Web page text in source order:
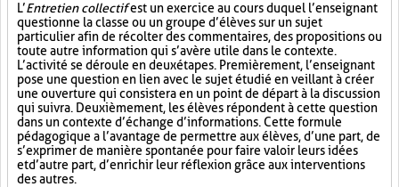
L’Entretien collectifest un exercice au cours duquel l’enseignant
questionne la classe ou un groupe d’élèves sur un sujet
particulier afin de récolter des commentaires, des propositions ou
toute autre information qui s’avère utile dans le contexte.
L’activité se déroule en deux étapes. Premièrement, l’enseignant
pose une question en lien avec le sujet étudié en veillant à créer
une ouverture qui consistera en un point de départ à la discussion
qui suivra. Deuxièmement, les élèves répondent à cette question
dans un contexte d’échange d’informations. Cette formule
pédagogique a l’avantage de permettre aux élèves, d’une part, de
s’exprimer de manière spontanée pour faire valoir leurs idées
et d’autre part, d’enrichir leur réflexion grâce aux interventions
des autres.